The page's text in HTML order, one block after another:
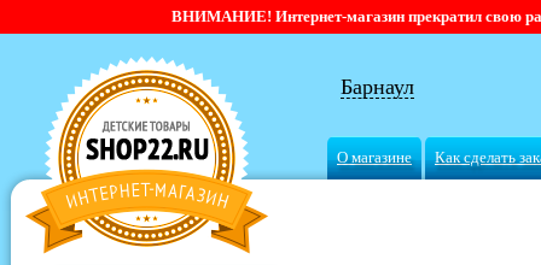
ВНИМАНИЕ! Интернет-магазин прекратил свою
Барнаул
О магазине Как сделать